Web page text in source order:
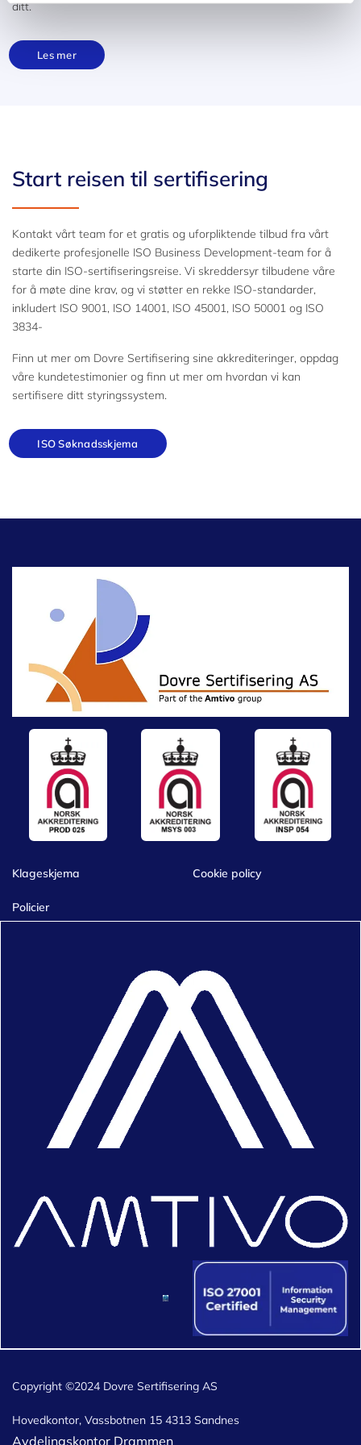
ditt.
Les mer
Start reisen til sertifisering
Kontakt vårt team for et gratis og uforpliktende tilbud fra vårt
dedikerte profesjonelle ISO Business Development-team for å
starte din ISO-sertifiseringsreise. Vi skreddersyr tilbudene våre
for å møte dine krav, og vi støtter en rekke ISO-standarder,
inkludert ISO 9001, ISO 14001, ISO 45001, ISO 50001 og ISO
3834-
Finn ut mer om Dovre Sertifisering sine akkrediteringer, oppdag
våre kundetestimonier og finn ut mer om hvordan vi kan
sertifisere ditt styringssystem.
ISO Søknadsskjema
Klageskjema Cookie policy
Policier
Copyright ©2024 Dovre Sertifisering AS
Hovedkontor, Vassbotnen 15 4313 Sandnes
Avdelingskontor Drammen